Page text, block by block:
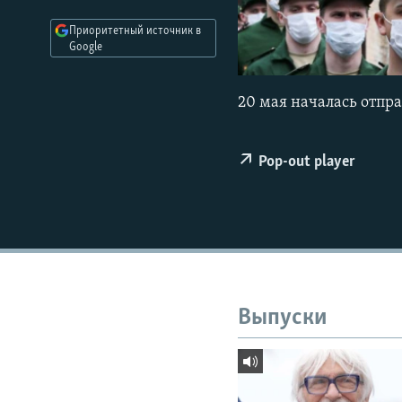
ПОДПИШИТЕСЬ НА РАССЫЛКУ
20 мая началась
Pop-out player
Приоритетный источник в
Google
Выпуски